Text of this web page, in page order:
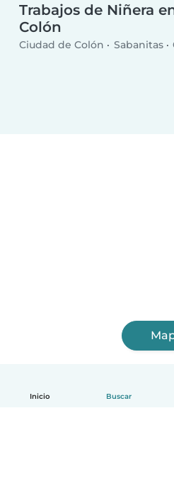
Inicio Buscar
Trabajos de Niñera
Colón
Ciudad de Colón Sabanitas